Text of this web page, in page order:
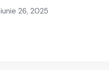
iunie 26, 2025